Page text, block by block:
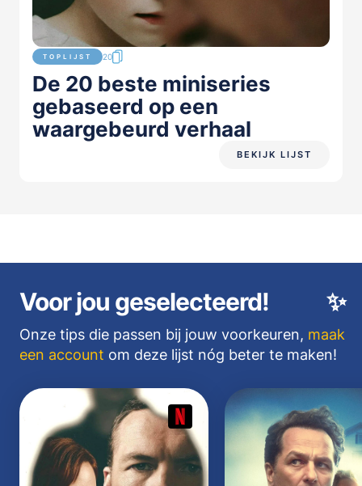
TOPLIJST 20
De 20 beste miniseries
gebaseerd op een
waargebeurd verhaal
BEKIJK LIJST
✨
Voor jou geselecteerd!
Onze tips die passen bij jouw voorkeuren, maak
een account om deze lijst nóg beter te maken!